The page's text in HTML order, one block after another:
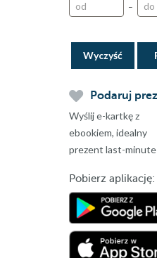
–
Wyczyść
Podaruj
Wyślij e-kartkę z
ebookiem, idealny
prezent last-
Pobierz aplikację: